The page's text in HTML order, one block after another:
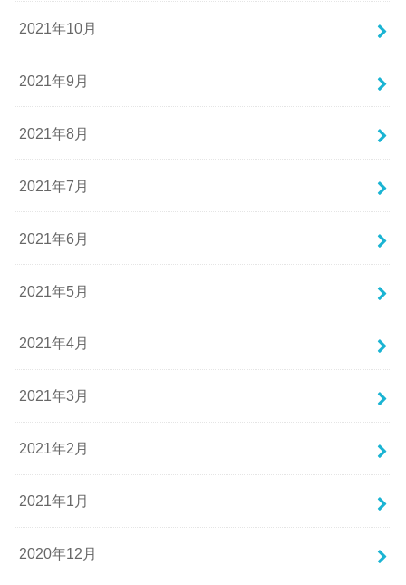
2021年10月
2021年9月
2021年8月
2021年7月
2021年6月
2021年5月
2021年4月
2021年3月
2021年2月
2021年1月
2020年12月